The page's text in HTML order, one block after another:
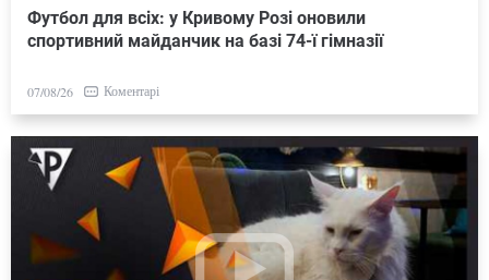
Футбол для всіх: у Кривому Розі оновили
спортивний майданчик на базі 74-ї гімназії
07/08/26 Коментарі